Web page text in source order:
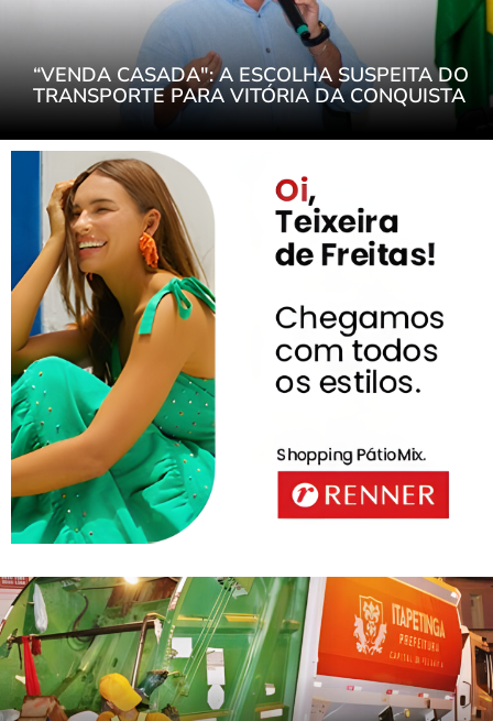
“VENDA CASADA": A ESCOLHA SUSPEITA DO
TRANSPORTE PARA VITÓRIA DA CONQUISTA